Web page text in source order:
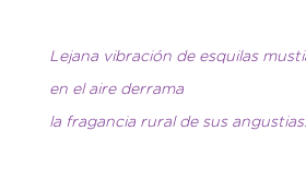
Lejana vibración de esquilas
en el aire derrama
la fragancia rural de sus angustias.